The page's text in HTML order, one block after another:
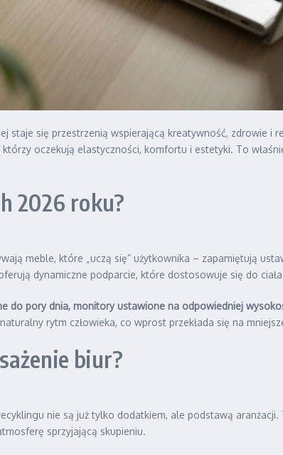
się przestrzenią wspierającą kreatywność, zdrowie i
którzy oczekują elastyczności, komfortu i estetyki. To
2026 roku?
meble, które „uczą się” użytkownika – zapamiętują
dynamiczne podparcie, które dostosowuje się do
do pory dnia, monitory ustawione na odpowiedniej
rytm człowieka, co wprost przekłada się na
biur?
nie są już tylko dodatkiem, ale podstawą
sprzyjającą skupieniu.